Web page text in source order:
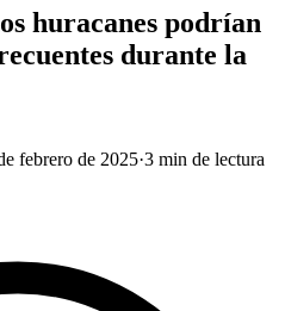
huracanes podrían
durante la
febrero de 2025·3 min de lectura